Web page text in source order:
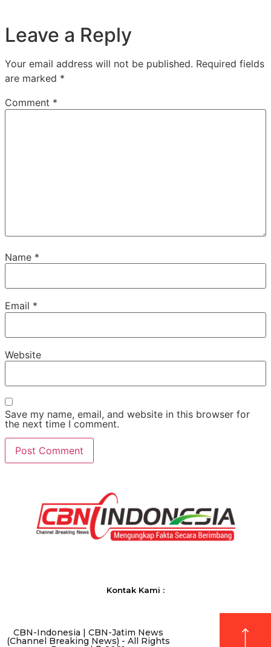
Leave a Reply
Your email address will not be published. Required fields
are marked *
Comment *
Name *
Email *
Website
Save my name, email, and website in this browser for
the next time I comment.
Kontak Kami :
CBN-Indonesia | CBN-Jatim News
(Channel Breaking News) - All Rights